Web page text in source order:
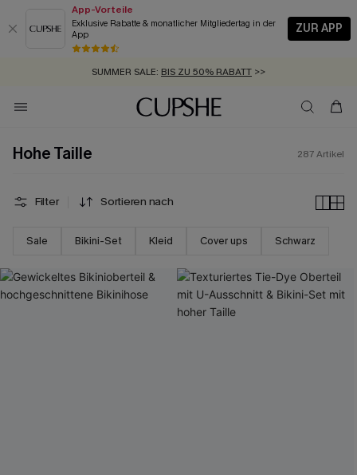
App-Vorteile
Exklusive Rabatte & monatlicher Mitgliedertag in der
App
ZUR APP
GRATIS MASSBAND MIT JEDEM SCHNELLVERSAND-ARTIKEL >>
SUMMER SALE:
ZUM NEWSLETTER:BIS ZU -20% EXTRA ERHALTEN
KOSTENLOSER VERSAND AB 89 €
Hohe Taille 287Artikel
Filter Sortieren nach
Sale Bikini-Set Kleid Cover ups Schwarz